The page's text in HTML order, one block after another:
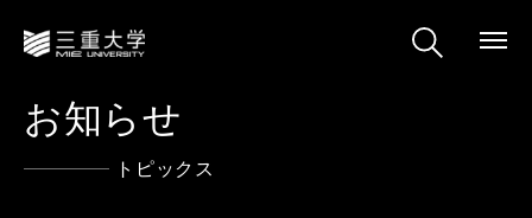
お知らせ
トピックス